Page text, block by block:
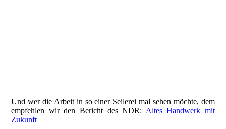
Und wer die Arbeit in so einer Seilerei mal sehen möchte, dem
empfehlen wir den Bericht des NDR: Altes Handwerk mit
Zukunft